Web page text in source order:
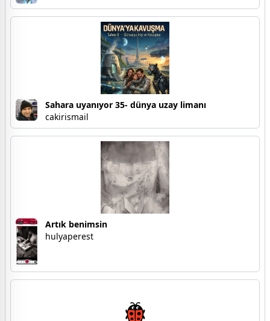
Sahara uyanıyor 35- dünya uzay limanı
cakirismail
Artık benimsin
hulyaperest